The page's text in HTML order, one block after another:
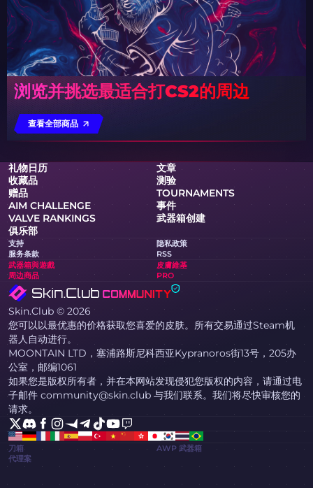
浏览并挑选最适合打CS2的周边
查看全部商品
礼物日历
文章
收藏品
测验
赠品
TOURNAMENTS
AIM CHALLENGE
事件
VALVE RANKINGS
武器箱创建
俱乐部
支持
隐私政策
服务条款
RSS
武器箱與遊戲
皮膚維基
周边商品
PRO
Skin.Club © 2026
您可以以最优惠的价格获取您喜爱的皮肤。所有交易通过Steam机
器人自动进行。
MOONTAIN LTD，塞浦路斯尼科西亚Kypranoros街13号，205办
公室，邮编1061
如果您是版权所有者，并在本网站发现侵犯您版权的内容，请通过电
子邮件 community@skin.club 与我们联系。我们将尽快审核您的
请求。
刀箱
AWP 武器箱
代理案